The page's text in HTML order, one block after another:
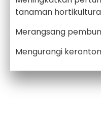
tanaman hortikultura
Merangsang
Mengurangi